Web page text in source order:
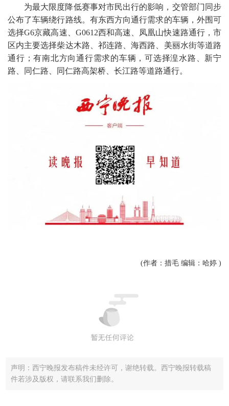
为最大限度降低赛事对市民出行的影响，交管部门同步
公布了车辆绕行路线。有东西方向通行需求的车辆，外围可
选择G6京藏高速、G0612西和高速、凤凰山快速路通行，市
区内主要选择柴达木路、祁连路、海西路、美丽水街等道路
通行；有南北方向通行需求的车辆，可选择湟水路、新宁
路、同仁路、同仁路高架桥、长江路等道路通行。
(作者：措毛 编辑：哈婷 )
声明：西宁晚报发布稿件未经许可，谢绝转载。西宁晚报转载稿
件若涉及版权，请联系我们删除。